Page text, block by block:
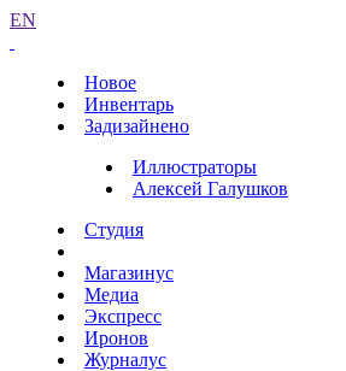
EN
Новое
Инвентарь
Задизайнено
Иллюстраторы
Алексей Галушков
Студия
Магазинус
Медиа
Экспресс
Иронов
Журналус